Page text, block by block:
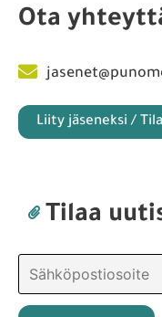
Ota
Liity jäseneksi /
Tilaa